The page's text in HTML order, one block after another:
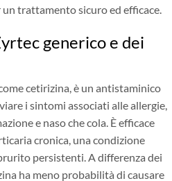
un trattamento sicuro ed efficace.
generico e dei
cetirizina, è un antistaminico
i sintomi associati alle allergie,
e naso che cola. È efficace
cronica, una condizione
persistenti. A differenza dei
ha meno probabilità di causare